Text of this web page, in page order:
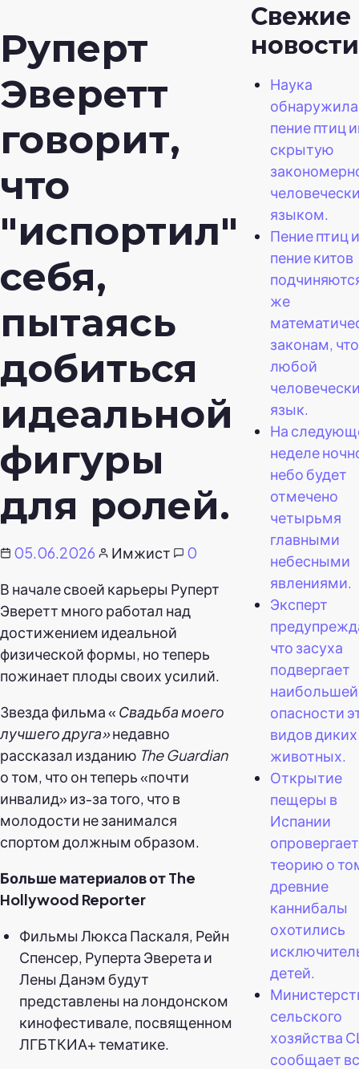
Руперт
Эверетт
говорит,
что
"испортил"
себя,
пытаясь
добиться
идеальной
фигуры
для ролей.
05.06.2026 Имжист
0
В начале своей карьеры Руперт
Эверетт много работал над
достижением идеальной
физической формы, но теперь
пожинает плоды своих усилий.
Звезда фильма « Свадьба моего
лучшего друга»недавно
рассказал изданию The Guardian
о том, что он теперь «почти
инвалид» из-за того, что в
молодости не занимался
спортом должным образом.
Больше материалов от The
Hollywood Reporter
Фильмы Люкса Паскаля, Рейн
Спенсер, Руперта Эверета и
Лены Данэм будут
представлены на лондонском
кинофестивале, посвященном
ЛГБТКИА+ тематике.
Свежие
новости
Наука
пение птиц
скрытую
языком.
Пение птиц и
пение китов
же
законам,
любой
язык.
На
неделе
небо будет
отмечено
четырьмя
главными
небесными
явлениями.
Эксперт
что засуха
подвергает
наибольшей
опасности
видов диких
животных.
Открытие
пещеры в
Испании
опровергает
теорию о
древние
каннибалы
охотились
детей.
сельского
хозяйства
сообщает